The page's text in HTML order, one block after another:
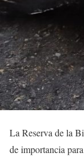
La Reserva de la
de importancia